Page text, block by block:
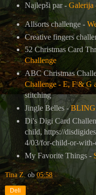
Najlepši par - Galerija
Allsorts challenge -
Creative fingers
52 Christmas Card
Challenge
ABC Christmas
Challenge - E, F & G
stitching
Jingle Belles -BLING
Di's Digi Card
child, https://
4/03/for-child-or-with-
My Favorite Things -
Tina Z. ob 05:58
Deli